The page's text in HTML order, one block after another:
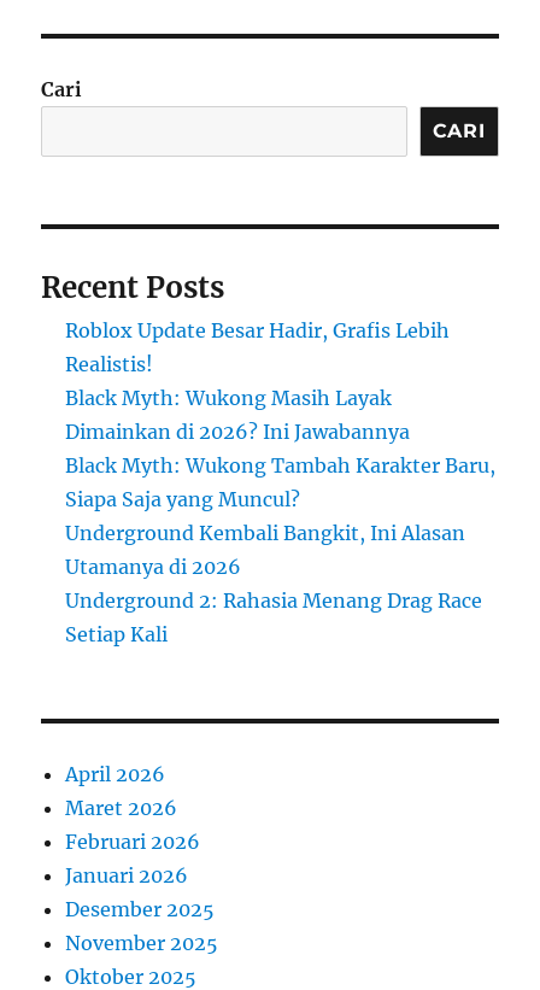
Cari
CARI
Recent Posts
Roblox Update Besar Hadir, Grafis Lebih
Realistis!
Black Myth: Wukong Masih Layak
Dimainkan di 2026? Ini Jawabannya
Black Myth: Wukong Tambah Karakter Baru,
Siapa Saja yang Muncul?
Underground Kembali Bangkit, Ini Alasan
Utamanya di 2026
Underground 2: Rahasia Menang Drag Race
Setiap Kali
April 2026
Maret 2026
Februari 2026
Januari 2026
Desember 2025
November 2025
Oktober 2025